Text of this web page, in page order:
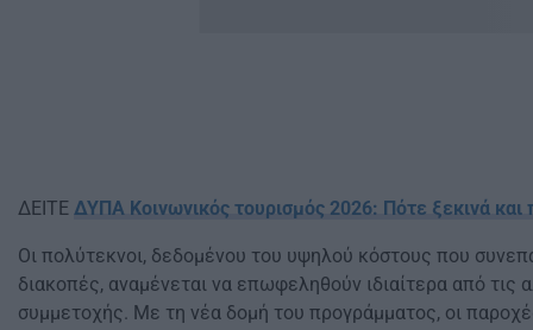
ΔΕΙΤΕ ΔΥΠΑ Κοινωνικός τουρισμός 2026: Πότε ξεκινά και
Οι πολύτεκνοι, δεδομένου του υψηλού κόστους που
διακοπές, αναμένεται να επωφεληθούν ιδιαίτερα από τις
συμμετοχής. Με τη νέα δομή του προγράμματος, οι